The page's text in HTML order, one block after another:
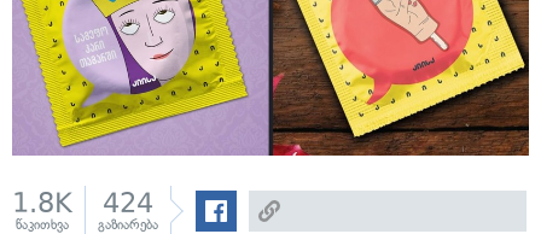
1.8K
წაკითხვა
424
გაზიარება